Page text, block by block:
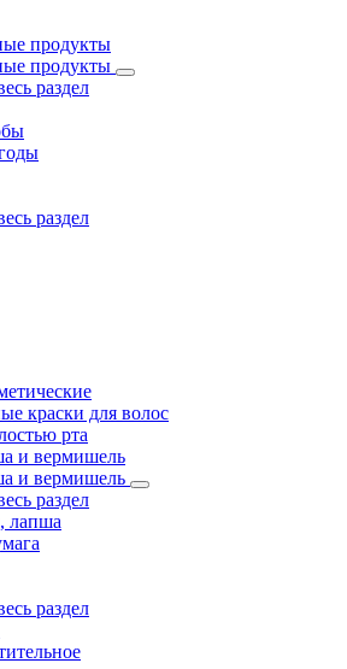
продукты
продукты
раздел
раздел
краски для волос
рта
и вермишель
и вермишель
раздел
лапша
раздел